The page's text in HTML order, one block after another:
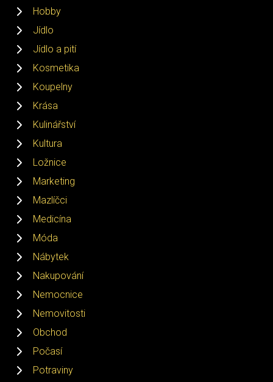
Hobby
Jídlo
Jídlo a pití
Kosmetika
Koupelny
Krása
Kulinářství
Kultura
Ložnice
Marketing
Mazlíčci
Medicína
Móda
Nábytek
Nakupování
Nemocnice
Nemovitosti
Obchod
Počasí
Potraviny